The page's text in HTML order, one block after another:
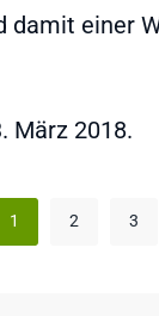
damit einer
März 2018.
1 2 3